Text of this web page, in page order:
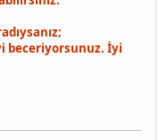
beceriyorsunuz. İyi